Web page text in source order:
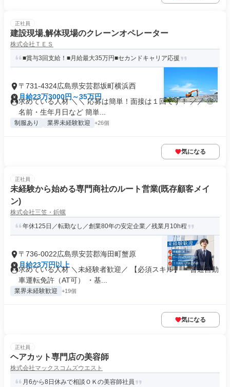
正社員
建設現場,解体現場のクレーンオペレーター
株式会社ＴＥＳ
■賞与3回支給！■月給最大35万円■セカンドキャリア応援
〒731-4324広島県安芸郡坂町横浜西
月給23万3000円～35万円
求めている人材 ＼＼ 応募は簡単！面接は１回です！ ／／ ◎
名前・生年月日など 簡単...
制服あり 業界未経験歓迎 +26個
気になる
正社員
未経験から始める専門商社のルート営業(既存顧客メイ
ン)
株式会社三笠・鋲螺
年休125日／転勤なし／創業80年の安定企業／残業月10h程
〒736-0022広島県安芸郡海田町蟹原
月給23万円以上
求めている人材 ＼未経験者歓迎／ 【必須スキル】 ・普通自動
車運転免許（AT可） ・基...
業界未経験歓迎 +19個
気になる
正社員
ヘアカット専門店の美容師
株式会社マックスコムズウエスト
月6から8日休みで相談ＯＫの美容師社員